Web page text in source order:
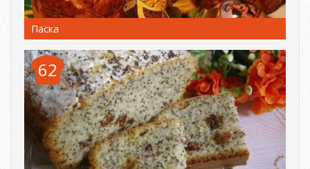
Паска
62